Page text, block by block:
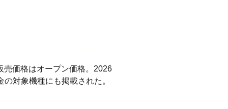
売価格はオープン価格。2026
対象機種にも掲載された。